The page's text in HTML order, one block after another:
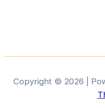
Copyright © 2026 |